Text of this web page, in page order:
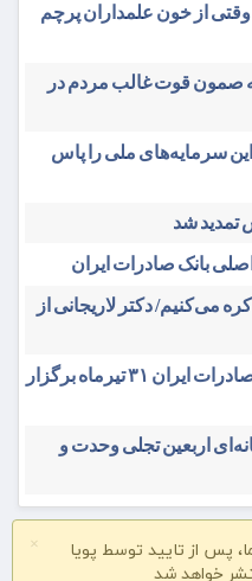
از خون علمداران پرچم
یارانه صمون قوت غالب مردم در
سرمایه‌های ملی را پاس
تمدید شد
بانک صادرات ایران
می‌کنیم/ دکتر لاریجانی از
مجمع عمومی عادی سالانه بانک صادرات ایران ۳۱ تیرماه برگزار
اربعین تجلی وحدت و
×
پس از تایید توسط پویا